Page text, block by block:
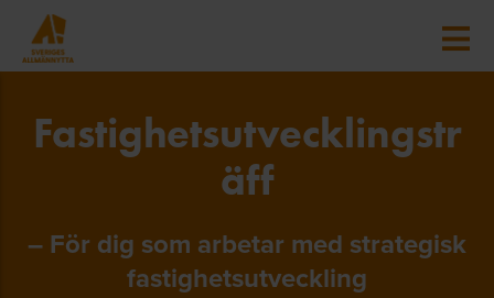
Fastighetsutvecklingstr
äff
– För dig som arbetar med strategisk
fastighetsutveckling